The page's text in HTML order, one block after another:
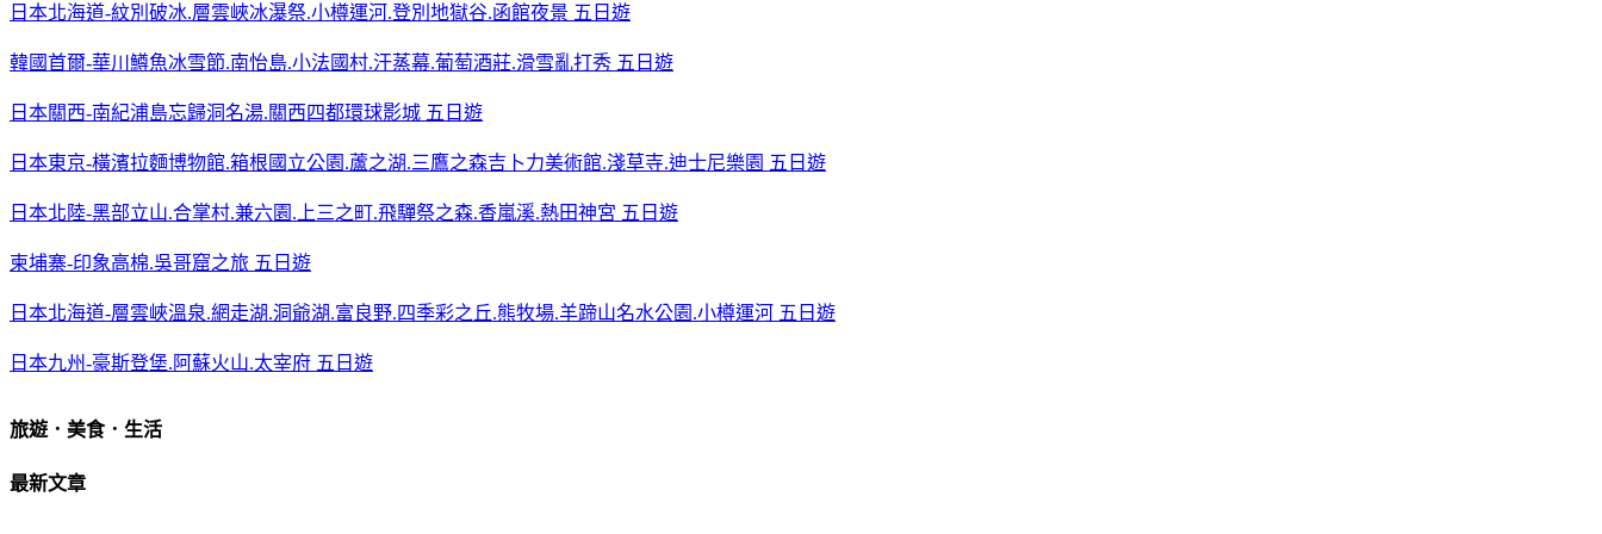
日本北海道-紋別破冰.層雲峽冰瀑祭.小樽運河.登別地獄谷.函館夜景 五日遊
韓國首爾-華川鱒魚冰雪節.南怡島.小法國村.汗蒸幕.葡萄酒莊.滑雪亂打秀 五日遊
日本關西-南紀浦島忘歸洞名湯.關西四都環球影城 五日遊
日本東京-橫濱拉麵博物館.箱根國立公園.蘆之湖.三鷹之森吉卜力美術館.淺草寺.迪士尼樂園 五日遊
日本北陸-黑部立山.合掌村.兼六園.上三之町.飛驒祭之森.香嵐溪.熱田神宮 五日遊
柬埔寨-印象高棉.吳哥窟之旅 五日遊
日本北海道-層雲峽溫泉.網走湖.洞爺湖.富良野.四季彩之丘.熊牧場.羊蹄山名水公園.小樽運河 五日遊
日本九州-豪斯登堡.阿蘇火山.太宰府 五日遊
旅遊．美食．生活
最新文章